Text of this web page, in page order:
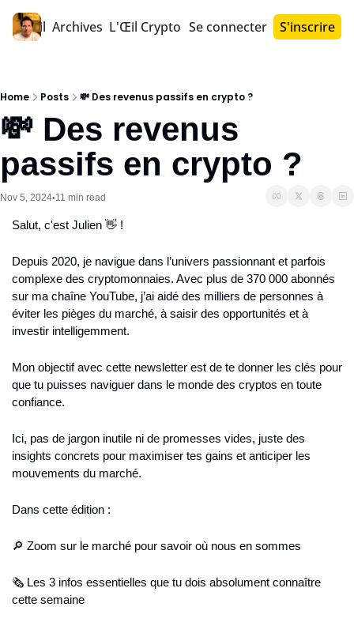
Accueil Archives L'Œil Crypto PRO™Se connecter S'inscrire
Home Posts 💸 Des revenus passifs en crypto ?
💸 Des revenus
passifs en crypto ?
Nov 5, 2024•11 min read
Salut, c'est Julien 👋 !
Depuis 2020, je navigue dans l’univers passionnant et parfois
complexe des cryptomonnaies. Avec plus de 370 000 abonnés
sur ma chaîne YouTube, j’ai aidé des milliers de personnes à
éviter les pièges du marché, à saisir des opportunités et à
investir intelligemment.
Mon objectif avec cette newsletter est de te donner les clés pour
que tu puisses naviguer dans le monde des cryptos en toute
confiance.
Ici, pas de jargon inutile ni de promesses vides, juste des
insights concrets pour maximiser tes gains et anticiper les
mouvements du marché.
Dans cette édition :
🔎 Zoom sur le marché pour savoir où nous en sommes
🗞️ Les 3 infos essentielles que tu dois absolument connaître
cette semaine